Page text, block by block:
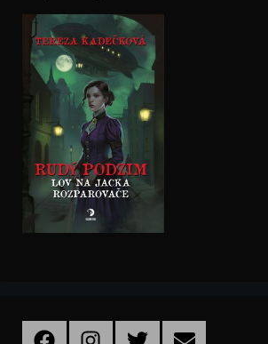
FacebookInstagramTwitter Email